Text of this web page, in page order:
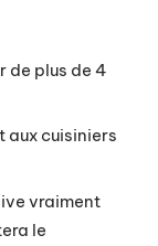
de plus de 4
aux cuisiniers
vraiment
le